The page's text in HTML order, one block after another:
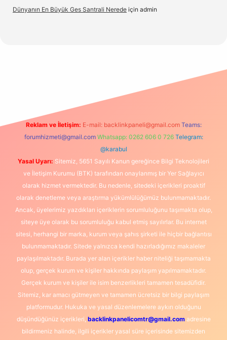
Dünyanın En Büyük Ges Santrali Nerede için admin
Reklam ve İletişim: E-mail: backlinkpaneli@gmail.com Teams:
forumhizmeti@gmail.com Whatsapp: 0262 606 0 726 Telegram:
@karabul
Yasal Uyarı: Sitemiz, 5651 Sayılı Kanun gereğince Bilgi Teknolojileri
ve İletişim Kurumu (BTK) tarafından onaylanmış bir Yer Sağlayıcı
olarak hizmet vermektedir. Bu nedenle, sitedeki içerikleri proaktif
olarak denetleme veya araştırma yükümlülüğümüz bulunmamaktadır.
Ancak, üyelerimiz yazdıkları içeriklerin sorumluluğunu taşımakta olup,
siteye üye olarak bu sorumluluğu kabul etmiş sayılırlar. Bu internet
sitesi, herhangi bir marka, kurum veya şahıs şirketi ile hiçbir bağlantısı
bulunmamaktadır. Sitede yalnızca kendi hazırladığımız makaleler
paylaşılmaktadır. Burada yer alan içerikler haber niteliği taşımamakta
olup, gerçek kurum ve kişiler hakkında paylaşım yapılmamaktadır.
Gerçek kurum ve kişiler ile isim benzerlikleri tamamen tesadüfidir.
Sitemiz, kar amacı gütmeyen ve tamamen ücretsiz bir bilgi paylaşım
platformudur. Hukuka ve yasal düzenlemelere aykırı olduğunu
düşündüğünüz içerikleri, backlinkpanelicomtr@gmail.comadresine
bildirmeniz halinde, ilgili içerikler yasal süre içerisinde sitemizden